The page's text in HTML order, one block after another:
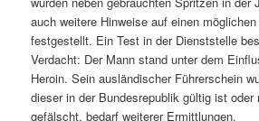
auch weitere Hinweise auf einen
festgestellt. Ein Test in der Dienststelle
Verdacht: Der Mann stand unter dem
Heroin. Sein ausländischer Führerschein
dieser in der Bundesrepublik gültig ist oder
gefälscht, bedarf weiterer Ermittlungen.